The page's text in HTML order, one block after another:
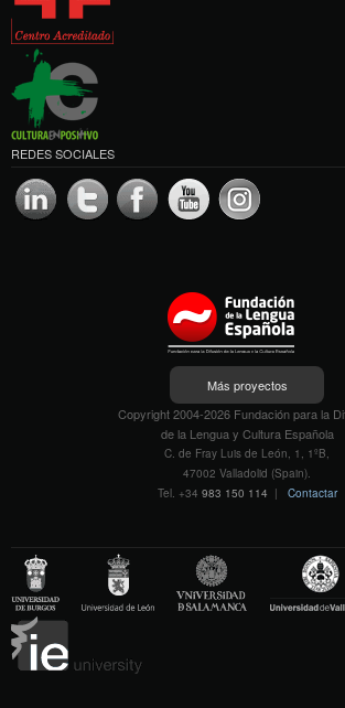
REDES SOCIALES
Más proyectos
Copyright 2004-2026 Fundación para la
de la Lengua y Cultura Española
C. de Fray Luis de León, 1, 1ºB,
47002 Valladolid (Spain).
Tel. +34 983 150 114 | Contactar